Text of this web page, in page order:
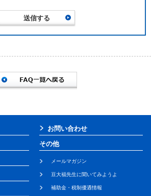
お問い合わせ
その他
メールマガジン
豆大福先生に聞いてみようよ
補助金・税制優遇情報